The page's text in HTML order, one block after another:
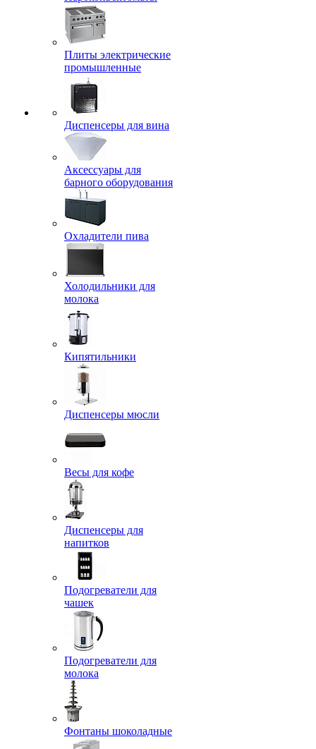
Плиты электрические
промышленные
Диспенсеры для вина
Аксессуары для
барного оборудования
Охладители пива
Холодильники для
молока
Кипятильники
Диспенсеры мюсли
Весы для кофе
Диспенсеры для
напитков
Подогреватели для
чашек
Подогреватели для
молока
Фонтаны шоколадные